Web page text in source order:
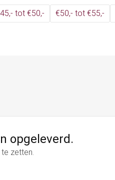
tot €50,- €50,- tot €55,-
opgeleverd.
zetten.